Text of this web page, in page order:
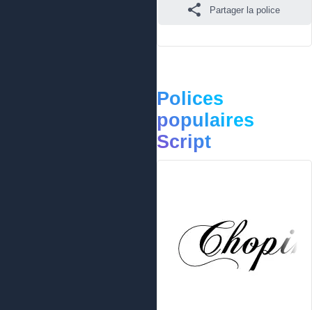
Partager la police
Polices
populaires
Script